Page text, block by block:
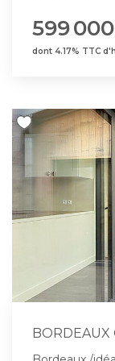
appartement
traversant,
deux
commodités ! Copropriété de 24 lots . Charges
mensuelles
électricité
l'appartement,
information le
appartement
mois. Information complémentaire: les travaux de
toiture ont
que le changement
des
standard
énergies
compris). Les
Géorisques :
599
dont 4.17% TTC